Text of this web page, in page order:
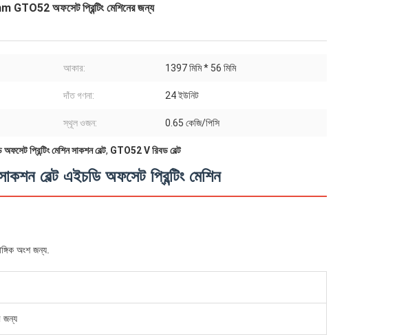
GTO52 অফসেট প্রিন্টিং মেশিনের জন্য
আকার: 1397 মিমি * 56 মিমি
দাঁত গণনা: 24 ইউনিট
স্থূল ওজন: 0.65 কেজি/পিসি
প্রিন্টিং মেশিন সাকশন বেল্ট, GTO52 V রিবড বেল্ট
বেল্ট এইচডি অফসেট প্রিন্টিং মেশিন
অংশ জন্য.
জন্য